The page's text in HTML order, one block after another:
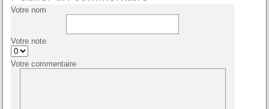
Votre nom
Votre note
Votre commentaire